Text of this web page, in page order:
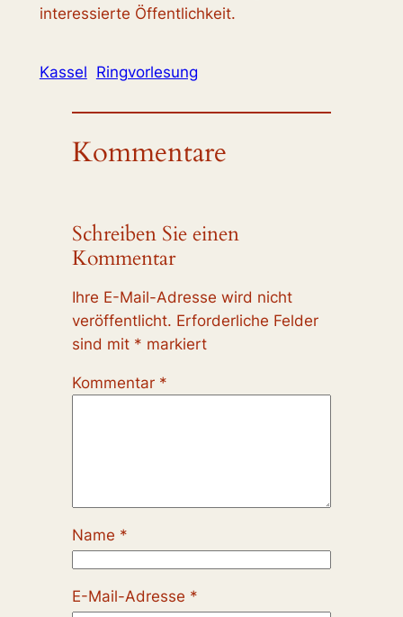
interessierte Öffentlichkeit.
Kassel Ringvorlesung
Kommentare
Schreiben Sie einen
Kommentar
Ihre E-Mail-Adresse wird nicht
veröffentlicht. Erforderliche Felder
sind mit * markiert
Kommentar *
Name *
E-Mail-Adresse *